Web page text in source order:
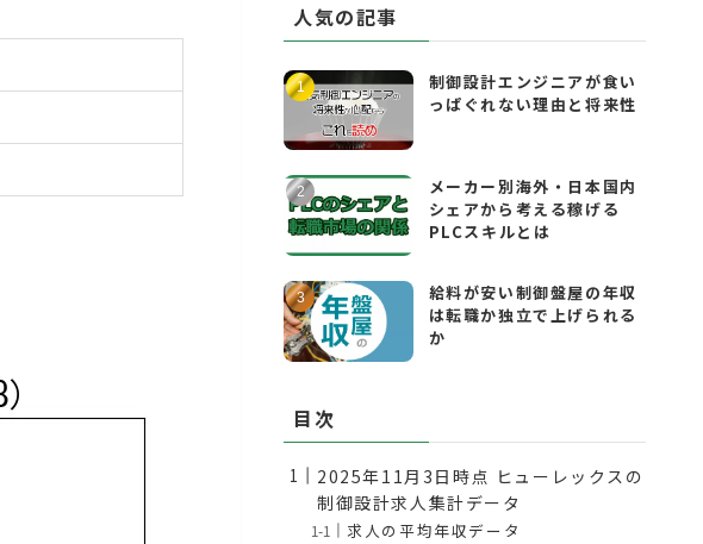
人気の記事
制御設計エンジニアが食い
っぱぐれない理由と将来性
メーカー別海外・日本国内
シェアから考える稼げる
PLCスキルとは
給料が安い制御盤屋の年収
は転職か独立で上げられる
か
目次
2025年11月3日時点 ヒューレックスの
制御設計求人集計データ
求人の平均年収データ